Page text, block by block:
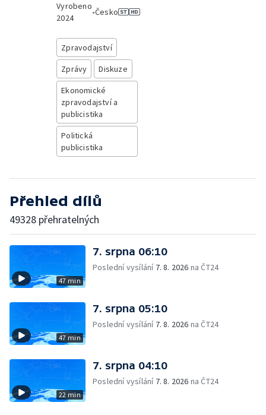
Vyrobeno
2024
•Česko
Zpravodajství
Zprávy
Diskuze
Ekonomické
zpravodajství a
publicistika
Politická
publicistika
Přehled dílů
49328 přehratelných
47 min
7. srpna 06:10
Poslední vysílání 7. 8. 2026 na ČT24
47 min
7. srpna 05:10
Poslední vysílání 7. 8. 2026 na ČT24
22 min
7. srpna 04:10
Poslední vysílání 7. 8. 2026 na ČT24